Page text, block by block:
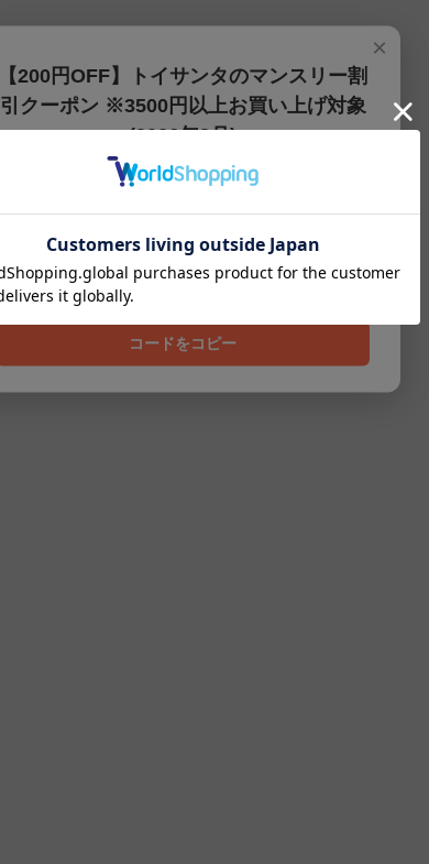
×
【200円OFF】トイサンタのマンスリー割
引クーポン ※3500円以上お買い上げ対象
(2026年8月)
【200円OFFクーポン】3500円以上お買上げでご利用可能
です!! 8月1日～8月31日まで
202608
コードをコピー